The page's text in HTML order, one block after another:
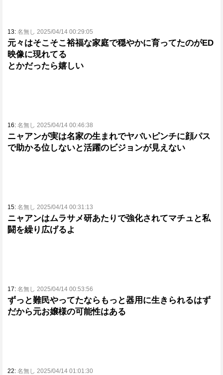
13: 名無し 2025/04/14 00:29:05
元々はそこそこ裕福な家庭で穏やかに育ってたのがED
映像に現れてる
とかだったら嬉しい
16: 名無し 2025/04/14 00:46:38
ニャアンが実は名家の生まれでヤバいピンチに顔パス
で助かる位しないと活躍のビジョンが見えない
15: 名無し 2025/04/14 00:31:13
ニャアンはムラサメ研あたりで強化されてマチュと私
闘を繰り広げるよ
17: 名無し 2025/04/14 00:53:56
ずっと難民やってたならもっと器用に生きられるはず
だから元お嬢様の可能性はある
22: 名無し 2025/04/14 01:01:30